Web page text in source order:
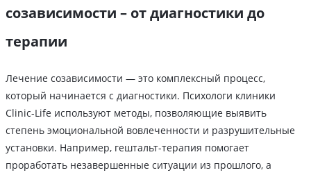
созависимости – от диагностики до
терапии
Лечение созависимости — это комплексный процесс,
который начинается с диагностики. Психологи клиники
Clinic-Life используют методы, позволяющие выявить
степень эмоциональной вовлеченности и разрушительные
установки. Например, гештальт-терапия помогает
проработать незавершенные ситуации из прошлого, а